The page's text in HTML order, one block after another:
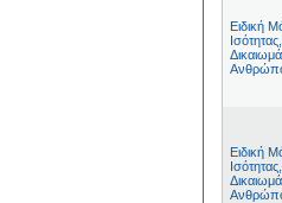
Ειδική
Ειδική